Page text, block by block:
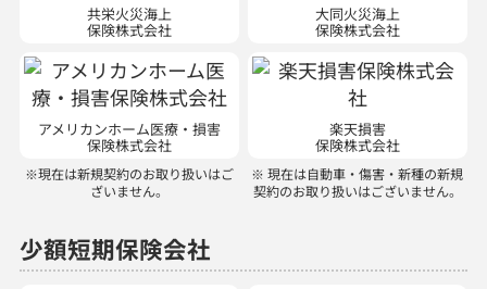
共栄火災海上
保険株式会社
大同火災海上
保険株式会社
アメリカンホーム医療・損害
保険株式会社
※現在は新規契約のお取り扱いはご
ざいません。
楽天損害
保険株式会社
※ 現在は自動車・傷害・新種の新規
契約のお取り扱いはございません。
少額短期保険会社